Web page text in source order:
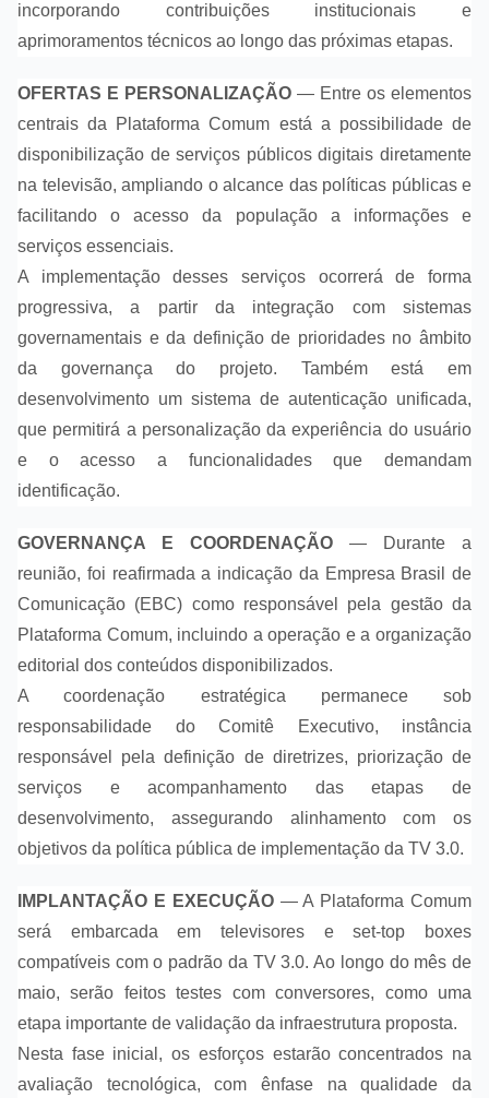
incorporando contribuições institucionais e
aprimoramentos técnicos ao longo das próximas etapas.
OFERTAS E PERSONALIZAÇÃO — Entre os elementos
centrais da Plataforma Comum está a possibilidade de
disponibilização de serviços públicos digitais diretamente
na televisão, ampliando o alcance das políticas públicas e
facilitando o acesso da população a informações e
serviços essenciais.
A implementação desses serviços ocorrerá de forma
progressiva, a partir da integração com sistemas
governamentais e da definição de prioridades no âmbito
da governança do projeto. Também está em
desenvolvimento um sistema de autenticação unificada,
que permitirá a personalização da experiência do usuário
e o acesso a funcionalidades que demandam
identificação.
GOVERNANÇA E COORDENAÇÃO — Durante a
reunião, foi reafirmada a indicação da Empresa Brasil de
Comunicação (EBC) como responsável pela gestão da
Plataforma Comum, incluindo a operação e a organização
editorial dos conteúdos disponibilizados.
A coordenação estratégica permanece sob
responsabilidade do Comitê Executivo, instância
responsável pela definição de diretrizes, priorização de
serviços e acompanhamento das etapas de
desenvolvimento, assegurando alinhamento com os
objetivos da política pública de implementação da TV 3.0.
IMPLANTAÇÃO E EXECUÇÃO— A Plataforma Comum
será embarcada em televisores e set-top boxes
compatíveis com o padrão da TV 3.0. Ao longo do mês de
maio, serão feitos testes com conversores, como uma
etapa importante de validação da infraestrutura proposta.
Nesta fase inicial, os esforços estarão concentrados na
avaliação tecnológica, com ênfase na qualidade da